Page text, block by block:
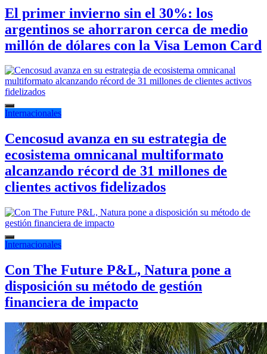
El primer invierno sin el 30%: los
argentinos se ahorraron cerca de medio
millón de dólares con la Visa Lemon Card
Internacionales
Cencosud avanza en su estrategia de
ecosistema omnicanal multiformato
alcanzando récord de 31 millones de
clientes activos fidelizados
Internacionales
Con The Future P&L, Natura pone a
disposición su método de gestión
financiera de impacto